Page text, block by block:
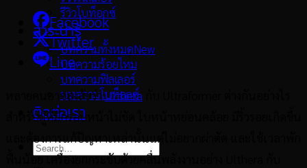
รีวิวโบท็อกซ์
สาระน่ารู้
บทความทั้งหมด
บทความร้อยไหม
บทความฟิลเลอร์
บทความโบท็อกซ์
ติดต่อเรา
Facebook
Twitter
Line
หลายคนอาจสงสัยว่าUlthera
สำหรับผู้ที่มีกรอบหน้าไม่ชัด ใบหน้าหย่อนคล้อย มีริ้วรอยเกิดขึ้น
และต้องการแก้ปัญหาเหล่านั้นแต่ไม่อยากผ่าตัด และใช้เวลาพัก
ฟื้นน้อย เครื่องยกกระชับด้วยคลื่นพลังงานอย่าง Ulthera กับ